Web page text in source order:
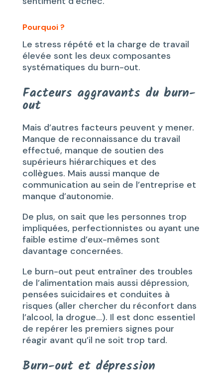
Pourquoi ?
Le stress répété et la charge de travail
élevée sont les deux composantes
systématiques du burn-out.
Facteurs aggravants du burn-
out
Mais d’autres facteurs peuvent y mener.
Manque de reconnaissance du travail
effectué, manque de soutien des
supérieurs hiérarchiques et des
collègues. Mais aussi manque de
communication au sein de l’entreprise et
manque d’autonomie.
De plus, on sait que les personnes trop
impliquées, perfectionnistes ou ayant une
faible estime d’eux-mêmes sont
davantage concernées.
Le burn-out peut entraîner des troubles
de l’alimentation mais aussi dépression,
pensées suicidaires et conduites à
risques (aller chercher du réconfort dans
l’alcool, la drogue…). Il est donc essentiel
de repérer les premiers signes pour
réagir avant qu’il ne soit trop tard.
Burn-out et dépression